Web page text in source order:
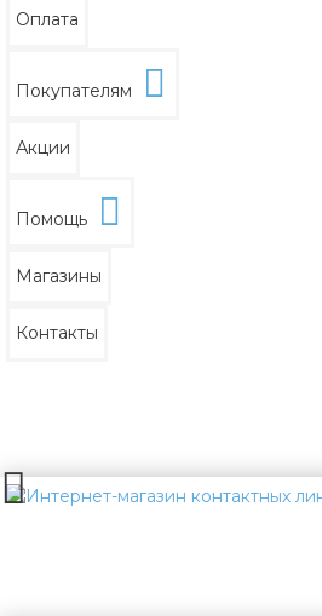
Оплата
Покупателям
Акции
Помощь
Магазины
Контакты